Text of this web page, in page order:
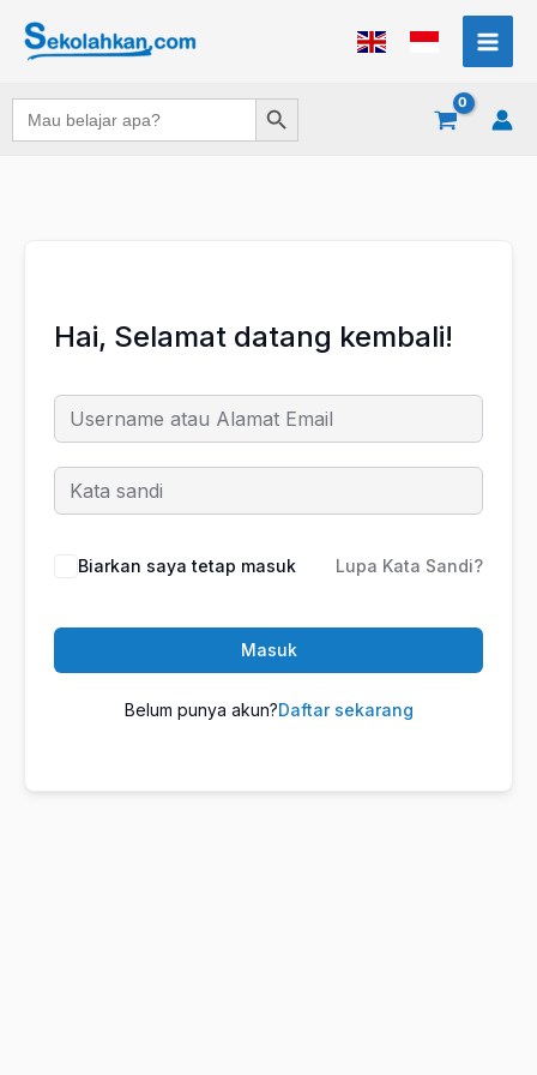
Search
for:
Search Button
Hai, Selamat datang kembali!
Biarkan saya tetap masuk Lupa Kata Sandi?
Masuk
Belum punya akun?Daftar sekarang